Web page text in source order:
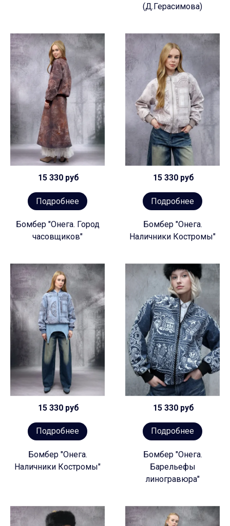
(Д.Герасимова)
15 330 руб
Подробнее
Бомбер "Онега. Город
часовщиков"
15 330 руб
Подробнее
Бомбер "Онега.
Наличники Костромы"
15 330 руб
Подробнее
Бомбер "Онега.
Наличники Костромы"
15 330 руб
Подробнее
Бомбер "Онега.
Барельефы
линогравюра"